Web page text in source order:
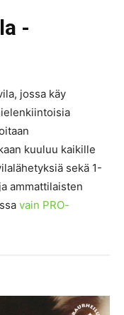
-
jossa käy
kuuluu kaikille
sekä 1-
ammattilaisten
vain PRO-